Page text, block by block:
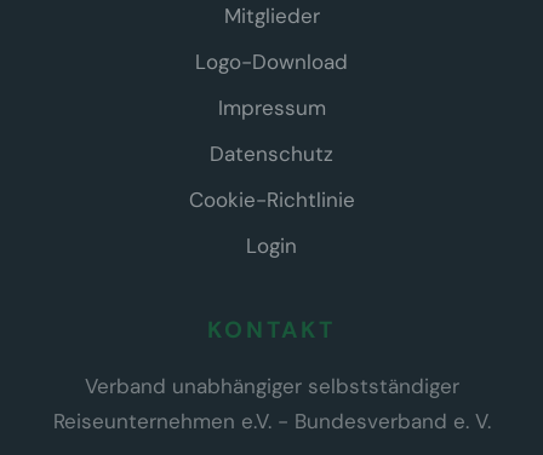
Mitglieder
Logo-Download
Impressum
Datenschutz
Cookie-Richtlinie
Login
KONTAKT
Verband unabhängiger selbstständiger
Reiseunternehmen e.V. - Bundesverband e. V.